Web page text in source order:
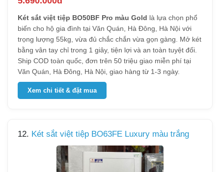
Két sắt việt tiệp BO50BF Pro màu Gold là lựa chọn phổ
biến cho hộ gia đình tại Văn Quán, Hà Đông, Hà Nội với
trọng lượng 55kg, vừa đủ chắc chắn vừa gọn gàng. Mở két
bằng vân tay chỉ trong 1 giây, tiện lợi và an toàn tuyệt đối.
Ship COD toàn quốc, đơn trên 50 triệu giao miễn phí tại
Văn Quán, Hà Đông, Hà Nội, giao hàng từ 1-3 ngày.
Xem chi tiết & đặt mua
12. Két sắt việt tiệp BO63FE Luxury màu trắng